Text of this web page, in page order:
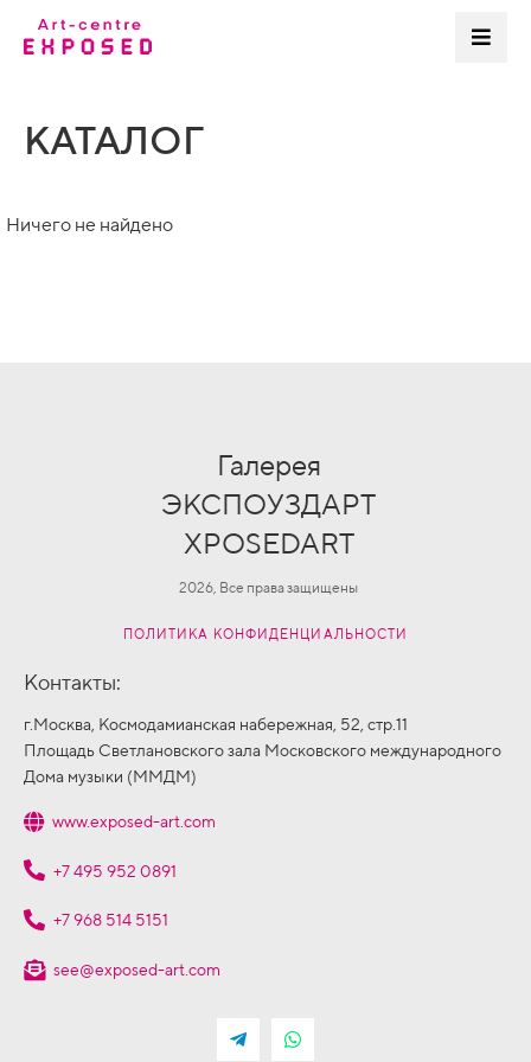
КАТАЛОГ
Ничего не найдено
Галерея
ЭКСПОУЗДАРТ
XPOSEDART
2026, Все права защищены
ПОЛИТИКА КОНФИДЕНЦИАЛЬНОСТИ
Контакты:
г.Москва, Космодамианская набережная, 52, стр.11
Площадь Светлановского зала Московского международного
Дома музыки (ММДМ)
www.exposed-art.com
+7 495 952 0891
+7 968 514 5151
see@exposed-art.com